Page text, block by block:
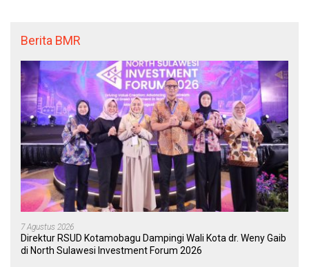
Berita BMR
7 Agustus 2026
Direktur RSUD Kotamobagu Dampingi Wali Kota dr. Weny Gaib
di North Sulawesi Investment Forum 2026